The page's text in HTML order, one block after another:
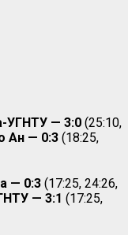
УГНТУ — 3:0 (25:10,
Ан — 0:3 (18:25,
— 0:3 (17:25, 24:26,
— 3:1 (17:25,